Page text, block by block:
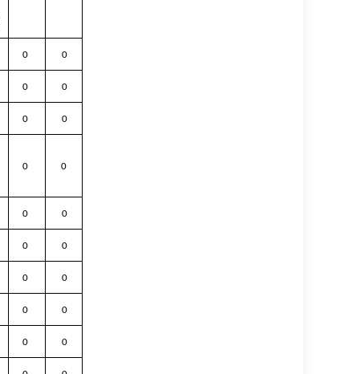
0 0
0 0
0 0
0 0
0 0
0 0
0 0
0 0
0 0